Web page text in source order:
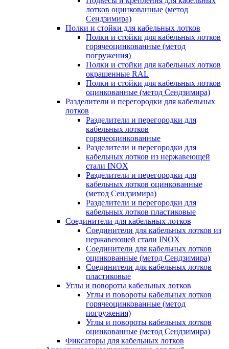
лотков оцинкованные (метод
Сендзимира)
Полки и стойки для кабельных лотков
Полки и стойки для кабельных лотков
горячеоцинкованные (метод
погружения)
Полки и стойки для кабельных лотков
окрашенные RAL
Полки и стойки для кабельных лотков
оцинкованные (метод Сендзимира)
Разделители и перегородки для кабельных
лотков
Разделители и перегородки для
кабельных лотков
горячеоцинкованные
Разделители и перегородки для
кабельных лотков из нержавеющей
стали INOX
Разделители и перегородки для
кабельных лотков оцинкованные
(метод Сендзимира)
Разделители и перегородки для
кабельных лотков пластиковые
Соединители для кабельных лотков
Соединители для кабельных лотков из
нержавеющей стали INOX
Соединители для кабельных лотков
оцинкованные (метод Сендзимира)
Соединители для кабельных лотков
пластиковые
Углы и повороты кабельных лотков
Углы и повороты кабельных лотков
горячеоцинкованные (метод
погружения)
Углы и повороты кабельных лотков
оцинкованные (метод Сендзимира)
Фиксаторы для кабельных лотков